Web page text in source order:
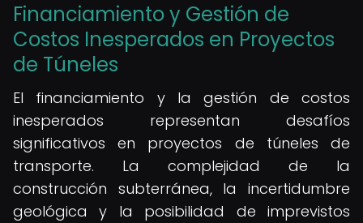
Financiamiento y Gestión de
Costos Inesperados en Proyectos
de Túneles
El financiamiento y la gestión de costos
inesperados representan desafíos
significativos en proyectos de túneles de
transporte. La complejidad de la
construcción subterránea, la incertidumbre
geológica y la posibilidad de imprevistos